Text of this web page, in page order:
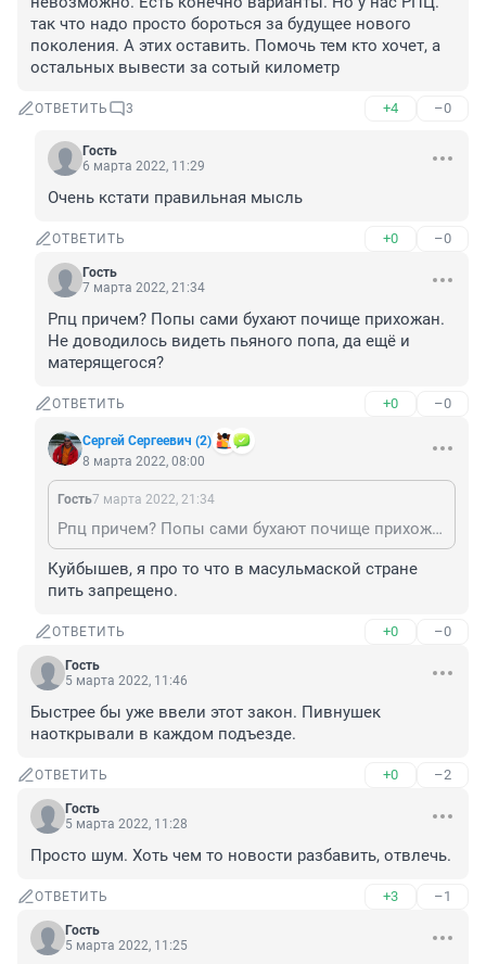
так что надо просто бороться за будущее нового
поколения. А этих оставить. Помочь тем кто хочет, а
остальных вывести за сотый километр
ОТВЕТИТЬ 3 +4 –0
Гость
6 марта 2022, 11:29
Очень кстати правильная мысль
ОТВЕТИТЬ +0 –0
Гость
7 марта 2022, 21:34
Рпц причем? Попы сами бухают почище прихожан.
Не доводилось видеть пьяного попа, да ещё и
матерящегося?
ОТВЕТИТЬ +0 –0
Сергей Сергеевич (2)
8 марта 2022, 08:00
Гость7 марта 2022, 21:34
Рпц причем? Попы сами бухают почище прихожан. Не доводилось видеть пьяного попа, да ещё и матерящегося?
Куйбышев, я про то что в масульмаской стране
пить запрещено.
ОТВЕТИТЬ +0 –0
Гость
5 марта 2022, 11:46
Быстрее бы уже ввели этот закон. Пивнушек
наоткрывали в каждом подъезде.
ОТВЕТИТЬ +0 –2
Гость
5 марта 2022, 11:28
Просто шум. Хоть чем то новости разбавить, отвлечь.
ОТВЕТИТЬ +3 –1
Гость
5 марта 2022, 11:25